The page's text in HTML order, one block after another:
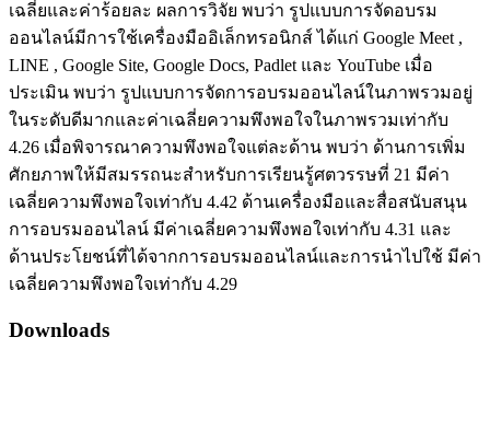
เฉลี่ยและค่าร้อยละ ผลการวิจัย พบว่า รูปแบบการจัดอบรม
ออนไลน์มีการใช้เครื่องมืออิเล็กทรอนิกส์ ได้แก่ Google Meet ,
LINE , Google Site, Google Docs, Padlet และ YouTube เมื่อ
ประเมิน พบว่า รูปแบบการจัดการอบรมออนไลน์ในภาพรวมอยู่
ในระดับดีมากและค่าเฉลี่ยความพึงพอใจในภาพรวมเท่ากับ
4.26 เมื่อพิจารณาความพึงพอใจแต่ละด้าน พบว่า ด้านการเพิ่ม
ศักยภาพให้มีสมรรถนะสำหรับการเรียนรู้ศตวรรษที่ 21 มีค่า
เฉลี่ยความพึงพอใจเท่ากับ 4.42 ด้านเครื่องมือและสื่อสนับสนุน
การอบรมออนไลน์ มีค่าเฉลี่ยความพึงพอใจเท่ากับ 4.31 และ
ด้านประโยชน์ที่ได้จากการอบรมออนไลน์และการนำไปใช้ มีค่า
เฉลี่ยความพึงพอใจเท่ากับ 4.29
Downloads